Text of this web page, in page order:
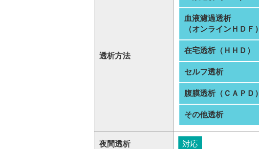
透析方法
血液濾過透析
（オンラインＨＤＦ）
在宅透析（ＨＨＤ）
セルフ透析
腹膜透析（ＣＡＰＤ）
その他透析
夜間透析 対応